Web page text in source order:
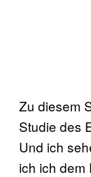
Zu diesem
Studie des
Und ich
ich ich dem